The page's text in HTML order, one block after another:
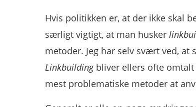
Hvis politikken er, at der ikke skal
særligt vigtigt, at man husker
metoder. Jeg har selv svært ved, at
Linkbuildingbliver ellers ofte omtalt
mest problematiske metoder at